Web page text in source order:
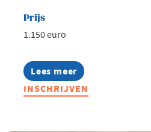
Prijs
1.150 euro
Lees meer
about
Bryo
StartUp
INSCHRIJVEN